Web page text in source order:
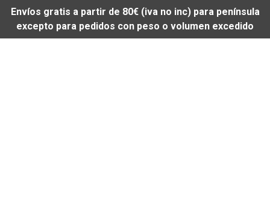
Envíos gratis a partir de 80€ (iva no inc) para península
excepto para pedidos con peso o volumen excedido